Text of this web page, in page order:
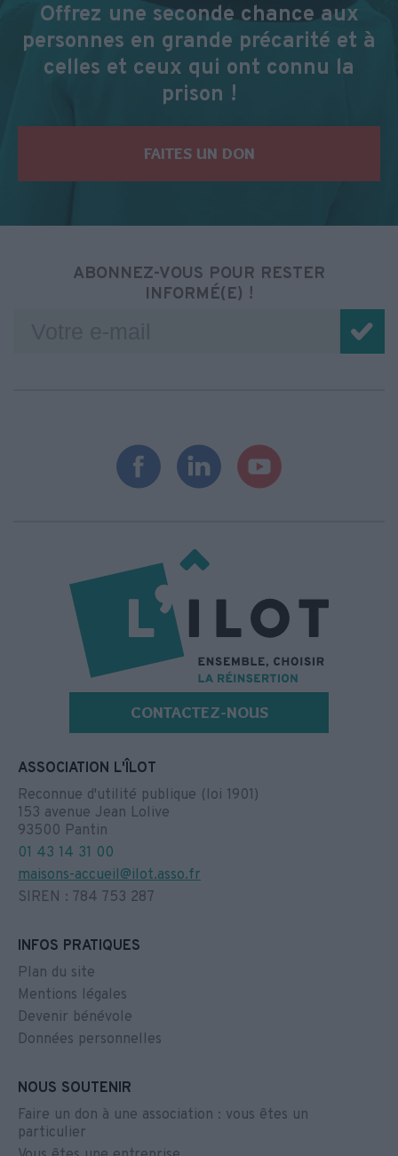
Offrez une seconde chance aux
personnes en grande précarité et à
celles et ceux qui ont connu la
prison !
FAITES UN DON
ABONNEZ-VOUS POUR RESTER
INFORMÉ(E) !
CONTACTEZ-NOUS
ASSOCIATION L'ÎLOT
Reconnue d'utilité publique (loi 1901)
153 avenue Jean Lolive
93500 Pantin
01 43 14 31 00
maisons-accueil@ilot.asso.fr
SIREN : 784 753 287
INFOS PRATIQUES
Plan du site
Mentions légales
Devenir bénévole
Données personnelles
NOUS SOUTENIR
Faire un don à une association : vous êtes un
particulier